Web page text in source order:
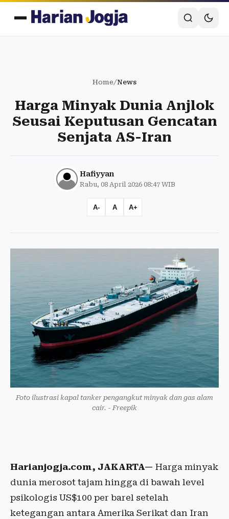
Home/News
Harga Minyak Dunia Anjlok
Seusai Keputusan Gencatan
Senjata AS-Iran
Hafiyyan
Rabu, 08 April 2026 08:47 WIB
A- A A+
Foto ilustrasi kapal tanker pengangkut minyak dan gas alam
cair. - Freepik
Harianjogja.com, JAKARTA— Harga minyak
dunia merosot tajam hingga di bawah level
psikologis US$100 per barel setelah
ketegangan antara Amerika Serikat dan Iran